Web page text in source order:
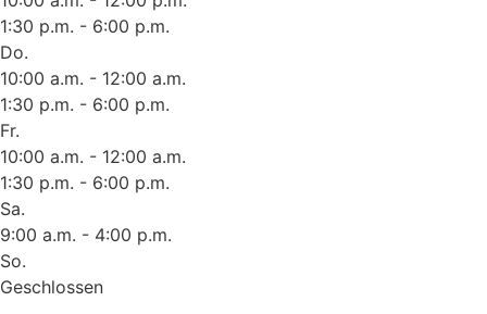
1:30 p.m. - 6:00 p.m.
Do.
10:00 a.m. - 12:00 a.m.
1:30 p.m. - 6:00 p.m.
Fr.
10:00 a.m. - 12:00 a.m.
1:30 p.m. - 6:00 p.m.
Sa.
9:00 a.m. - 4:00 p.m.
So.
Geschlossen